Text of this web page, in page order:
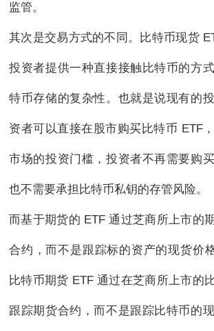
监管。
其次是交易方式的不同。比特币现货
投资者提供一种直接接触比特币的方
特币存储的复杂性。也就是说现有的
资者可以直接在股市购买比特币 ETF
市场的投资门槛，投资者不再需要购
也不需要承担比特币私钥的存管风险。
而基于期货的 ETF 通过芝商所上市的
合约，而不是跟踪标的资产的现货价
比特币期货 ETF 通过在芝商所上市的
跟踪期货合约，而不是跟踪比特币的